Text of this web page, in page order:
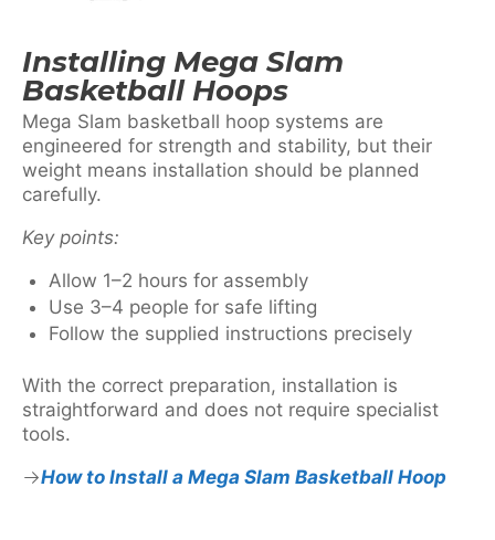
Installing Mega Slam
Basketball Hoops
Mega Slam basketball hoop systems are
engineered for strength and stability, but their
weight means installation should be planned
carefully.
Key points:
Allow 1–2 hours for assembly
Use 3–4 people for safe lifting
Follow the supplied instructions precisely
With the correct preparation, installation is
straightforward and does not require specialist
tools.
How to Install a Mega Slam Basketball Hoop